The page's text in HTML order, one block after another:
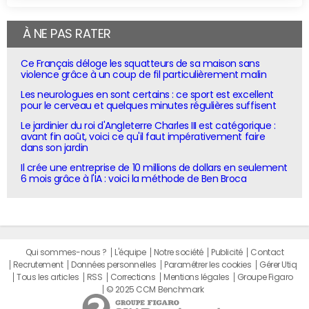
À NE PAS RATER
Ce Français déloge les squatteurs de sa maison sans
violence grâce à un coup de fil particulièrement malin
Les neurologues en sont certains : ce sport est excellent
pour le cerveau et quelques minutes régulières suffisent
Le jardinier du roi d'Angleterre Charles III est catégorique :
avant fin août, voici ce qu'il faut impérativement faire
dans son jardin
Il crée une entreprise de 10 millions de dollars en seulement
6 mois grâce à l'IA : voici la méthode de Ben Broca
Qui sommes-nous ? L'équipe Notre société Publicité
Contact
Recrutement
Données personnelles Paramétrer les cookies
Gérer Utiq
Tous les articles
RSS Corrections Mentions légales
Groupe Figaro
© 2025 CCM Benchmark